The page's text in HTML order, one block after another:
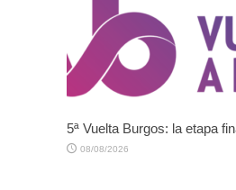
5ª Vuelta Burgos: la etapa
08/08/2026